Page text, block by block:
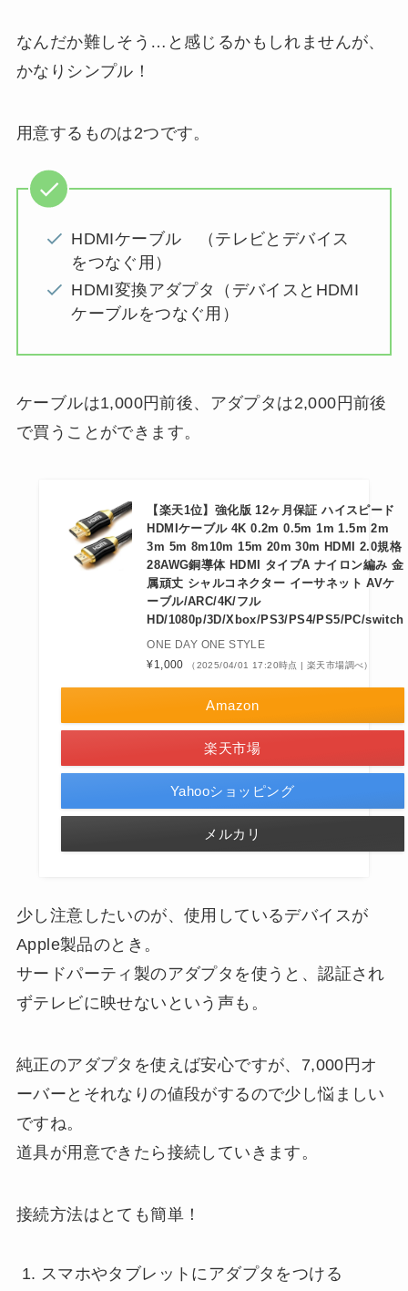
なんだか難しそう…と感じるかもしれませんが、
かなりシンプル！
用意するものは2つです。
HDMIケーブル （テレビとデバイス
をつなぐ用）
HDMI変換アダプタ（デバイスとHDMI
ケーブルをつなぐ用）
ケーブルは1,000円前後、アダプタは2,000円前後
で買うことができます。
【楽天1位】強化版 12ヶ月保証 ハイスピード
HDMIケーブル 4K 0.2m 0.5m 1m 1.5m 2m
3m 5m 8m10m 15m 20m 30m HDMI 2.0規格
28AWG銅導体 HDMI タイプA ナイロン編み 金
属頑丈 シャルコネクター イーサネット AVケ
ーブル/ARC/4K/フル
HD/1080p/3D/Xbox/PS3/PS4/PS5/PC/switch
ONE DAY ONE STYLE
¥1,000
（2025/04/01 17:20時点 | 楽天市場調べ）
Amazon
楽天市場
Yahooショッピング
メルカリ
少し注意したいのが、使用しているデバイスが
Apple製品のとき。
サードパーティ製のアダプタを使うと、認証され
ずテレビに映せないという声も。
純正のアダプタを使えば安心ですが、7,000円オ
ーバーとそれなりの値段がするので少し悩ましい
ですね。
道具が用意できたら接続していきます。
接続方法はとても簡単！
スマホやタブレットにアダプタをつける